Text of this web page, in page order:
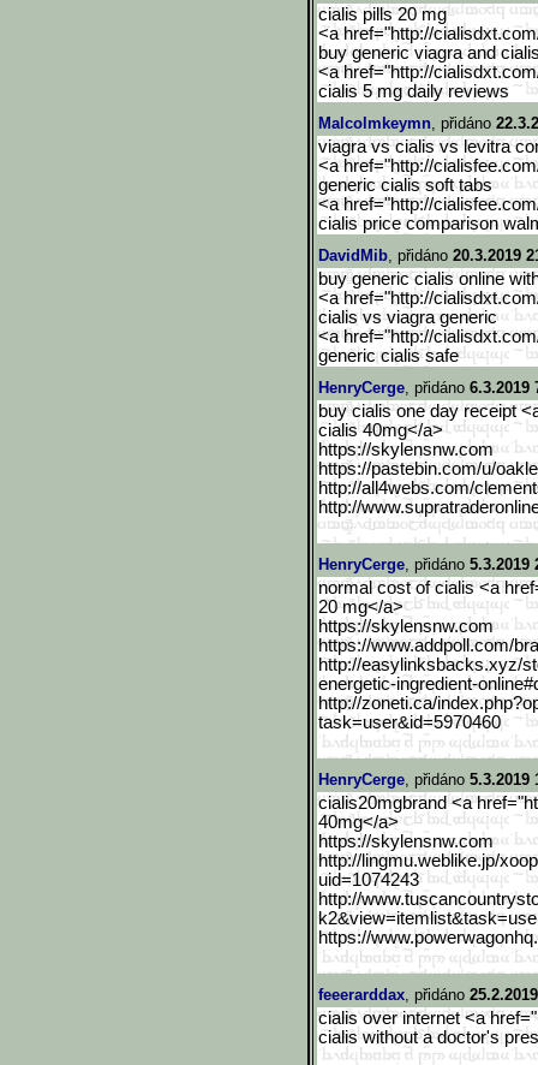
cialis pills 20 mg
<a href="http://
buy generic viagra and
<a href="http://
cialis 5 mg daily reviews
Malcolmkeymn, přidáno
viagra vs cialis vs levitra
<a href="http://
generic cialis soft tabs
<a href="http://
cialis price comparison
DavidMib, přidáno 20.3.2019
buy generic cialis online
<a href="http://
cialis vs viagra generic
<a href="http://
generic cialis safe
HenryCerge, přidáno 6.3.2019
buy cialis one day receipt
cialis 40mg</a>
https://skylensnw.com
https://pastebin.com/u/oa
http://all4webs.com/cleme
http://www.supratraderonl
HenryCerge, přidáno 5.3.2019
normal cost of cialis <a
20 mg</a>
https://skylensnw.com
https://www.addpoll.com/b
http://easylinksbacks.xyz/
energetic-ingredient-
http://zoneti.ca/index.ph
task=user&id=5970460
HenryCerge, přidáno 5.3.2019
cialis20mgbrand <a
40mg</a>
https://skylensnw.com
http://lingmu.weblike.jp/
uid=1074243
http://www.tuscancountrys
https://www.powerwagonhq.
feeerarddax, přidáno
cialis over internet <a
cialis without a doctor's